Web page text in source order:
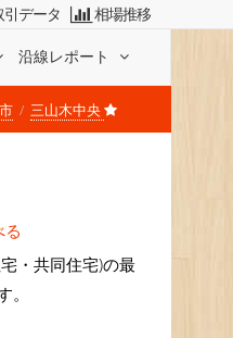
沿線レポート
引データ 相場推移
三山木中央
・共同住宅)の最